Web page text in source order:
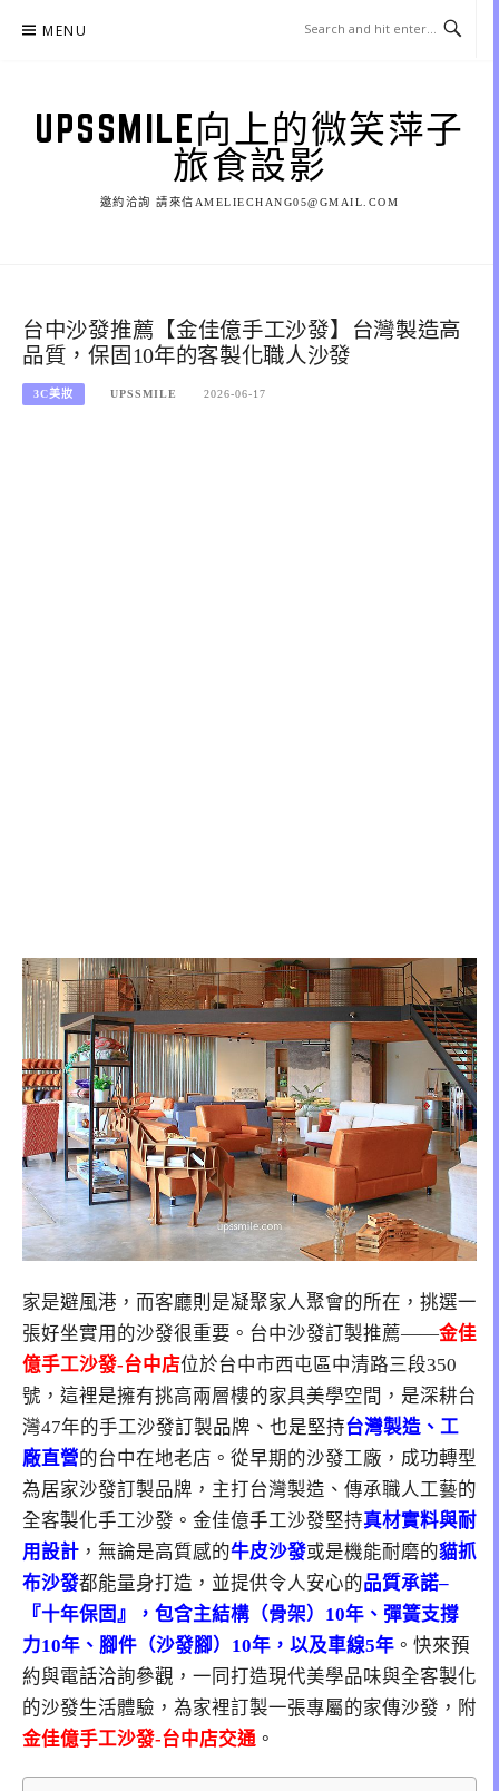
MENU
UPSSMILE向上的微笑萍子
旅食設影
邀約洽詢 請來信AMELIECHANG05@GMAIL.COM
台中沙發推薦【金佳億手工沙發】台灣製造高
品質，保固10年的客製化職人沙發
3C美妝 UPSSMILE 2026-06-17
家是避風港，而客廳則是凝聚家人聚會的所在，挑選一
張好坐實用的沙發很重要。台中沙發訂製推薦——金佳
億手工沙發-台中店位於台中市西屯區中清路三段350
號，這裡是擁有挑高兩層樓的家具美學空間，是深耕台
灣47年的手工沙發訂製品牌、也是堅持台灣製造、工
廠直營的台中在地老店。從早期的沙發工廠，成功轉型
為居家沙發訂製品牌，主打台灣製造、傳承職人工藝的
全客製化手工沙發。金佳億手工沙發堅持真材實料與耐
用設計 ，無論是高質感的牛皮沙發或是機能耐磨的貓抓
布沙發都能量身打造，並提供令人安心的品質承諾–
『十年保固』，包含主結構（骨架）10年、彈簧支撐
力10年、腳件（沙發腳）10年，以及車線5年 。快來預
約與電話洽詢參觀，一同打造現代美學品味與全客製化
的沙發生活體驗，為家裡訂製一張專屬的家傳沙發，附
金佳億手工沙發-台中店交通 。